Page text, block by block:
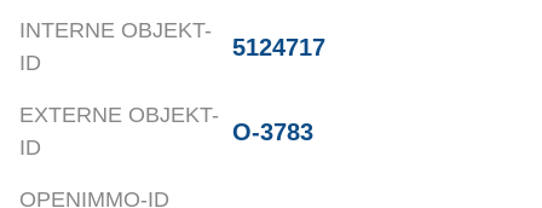
INTERNE OBJEKT-
ID
5124717
EXTERNE OBJEKT-
ID
O-3783
OPENIMMO-ID